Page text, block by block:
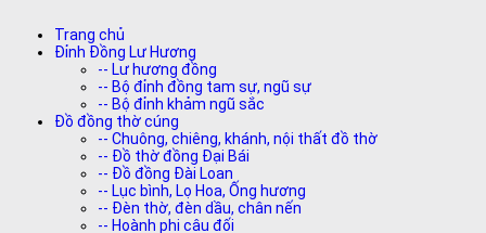
Trang chủ
Đỉnh Đồng Lư Hương
-- Lư hương đồng
-- Bộ đỉnh đồng tam sự, ngũ sự
-- Bộ đỉnh khảm ngũ sắc
Đồ đồng thờ cúng
-- Chuông, chiêng, khánh, nội thất đồ thờ
-- Đồ thờ đồng Đại Bái
-- Đồ đồng Đài Loan
-- Lục bình, Lọ Hoa, Ống hương
-- Đèn thờ, đèn dầu, chân nến
-- Hoành phi câu đối